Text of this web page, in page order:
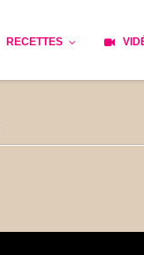
RECETTES
Le Pain
Déjeuner